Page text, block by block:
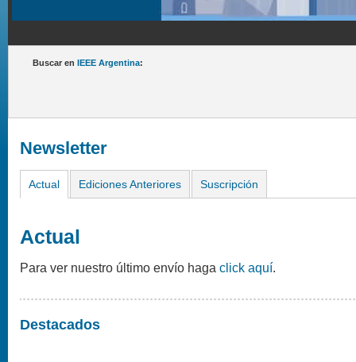
Buscar en IEEE Argentina:
Newsletter
Actual Ediciones Anteriores Suscripción
Actual
Para ver nuestro último envío haga click aquí.
Destacados